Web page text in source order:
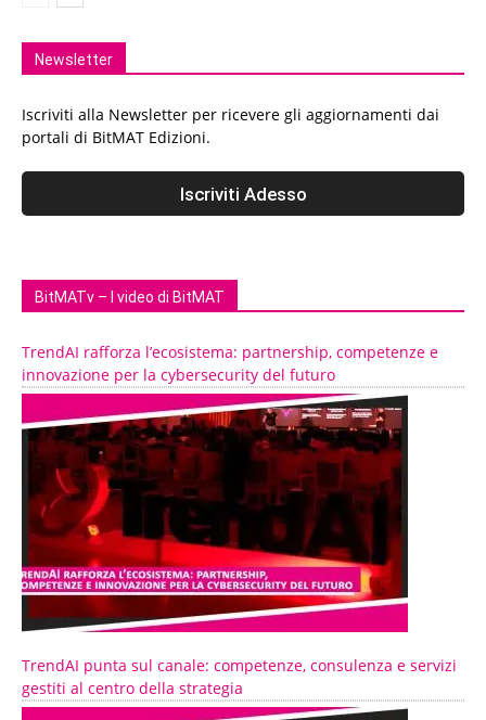
Newsletter
Iscriviti alla Newsletter per ricevere gli aggiornamenti dai
portali di BitMAT Edizioni.
BitMATv – I video di BitMAT
TrendAI rafforza l’ecosistema: partnership, competenze e
innovazione per la cybersecurity del futuro
TrendAI punta sul canale: competenze, consulenza e servizi
gestiti al centro della strategia